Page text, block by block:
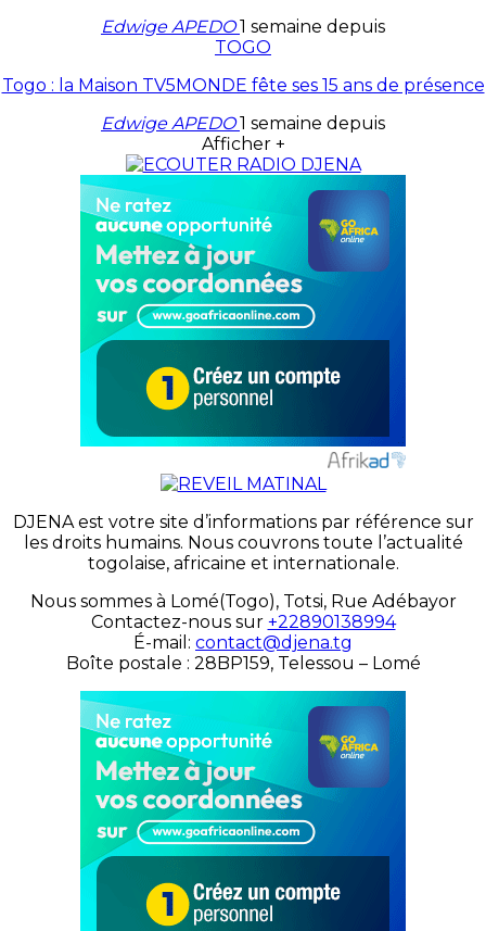
Edwige APEDO1 semaine depuis
TOGO
Togo : la Maison TV5MONDE fête ses 15 ans de présence
Edwige APEDO1 semaine depuis
Afficher +
DJENA est votre site d’informations par référence sur
les droits humains. Nous couvrons toute l’actualité
togolaise, africaine et internationale.
Nous sommes à Lomé(Togo), Totsi, Rue Adébayor
Contactez-nous sur +22890138994
É-mail: contact@djena.tg
Boîte postale : 28BP159, Telessou – Lomé